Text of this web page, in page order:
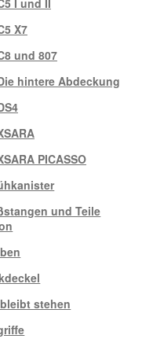
I und II
X7
und 807
hintere Abdeckung
PICASSO
und Teile
stehen